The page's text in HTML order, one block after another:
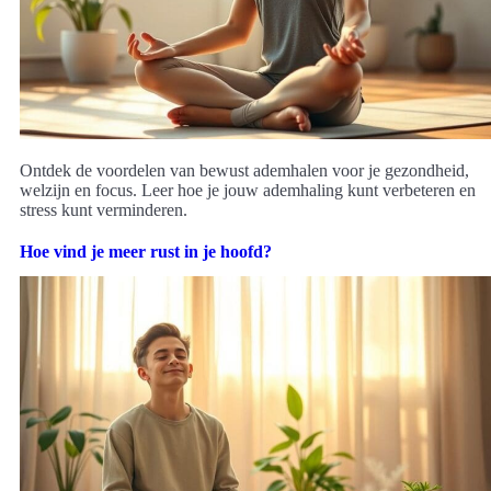
Ontdek de voordelen van bewust ademhalen voor je gezondheid,
welzijn en focus. Leer hoe je jouw ademhaling kunt verbeteren en
stress kunt verminderen.
Hoe vind je meer rust in je hoofd?